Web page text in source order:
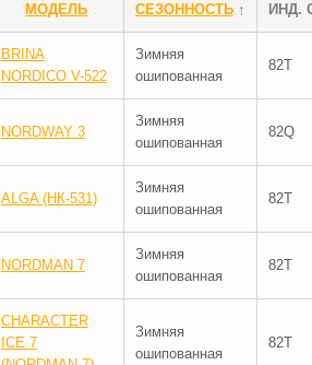
МОДЕЛЬ СЕЗОННОСТЬ↑ ИНД.
BRINA
NORDICO V-522
Зимняя
ошипованная
82T
NORDWAY 3
Зимняя
ошипованная
82Q
ALGA (НК-531)
Зимняя
ошипованная
82T
NORDMAN 7
Зимняя
ошипованная
82T
CHARACTER
ICE 7
Зимняя
ошипованная
82T